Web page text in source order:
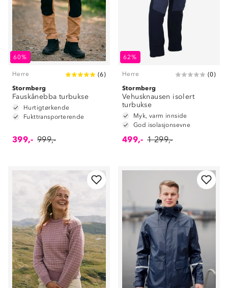
60%
Herre (6)
Stormberg
Fauskånebba turbukse
Hurtigtørkende
Fukttransporterende
399,- 999,-
62%
Herre (0)
Stormberg
Vehusknausen isolert
turbukse
Myk, varm innside
God isolasjonsevne
499,- 1 299,-